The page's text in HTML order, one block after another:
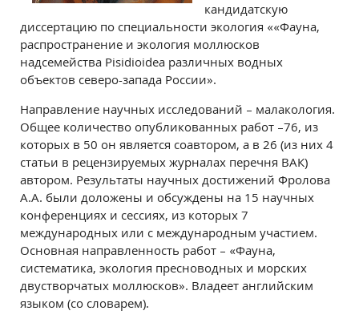
кандидатскую
диссертацию по специальности экология ««Фауна,
распространение и экология моллюсков
надсемейства Pisidioidea различных водных
объектов северо-запада России».
Направление научных исследований – малакология.
Общее количество опубликованных работ –76, из
которых в 50 он является соавтором, а в 26 (из них 4
статьи в рецензируемых журналах перечня ВАК)
автором. Результаты научных достижений Фролова
А.А. были доложены и обсуждены на 15 научных
конференциях и сессиях, из которых 7
международных или с международным участием.
Основная направленность работ – «Фауна,
систематика, экология пресноводных и морских
двустворчатых моллюсков». Владеет английским
языком (со словарем).